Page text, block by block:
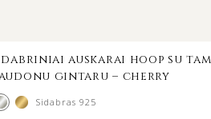
auskarai hoop su
gintaru – cherry
Sidabras 925